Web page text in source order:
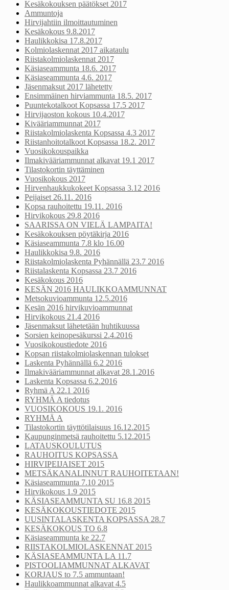
Kesäkokouksen päätökset 2017
Ammuntoja
Hirvijahtiin ilmoittautuminen
Kesäkokous 9.8.2017
Haulikkokisa 17.8.2017
Kolmiolaskennat 2017 aikataulu
Riistakolmiolaskennat 2017
Käsiaseammunta 18.6. 2017
Käsiaseammunta 4.6. 2017
Jäsenmaksut 2017 lähetetty
Ensimmäinen hirviammunta 18.5. 2017
Puuntekotalkoot Kopsassa 17.5 2017
Hirvijaoston kokous 10.4.2017
Kivääriammunnat 2017
Riistakolmiolaskenta Kopsassa 4.3 2017
Riistanhoitotalkoot Kopsassa 18.2. 2017
Vuosikokouspaikka
Ilmakivääriammunnat alkavat 19.1 2017
Tilastokortin täyttäminen
Vuosikokous 2017
Hirvenhaukkukokeet Kopsassa 3.12 2016
Peijaiset 26.11. 2016
Kopsa rauhoitettu 19.11. 2016
Hirvikokous 29.8 2016
SAARISSA ON VIELÄ LAMPAITA!
Kesäkokouksen pöytäkirja 2016
Käsiaseammunta 7.8 klo 16.00
Haulikkokisa 9.8. 2016
Riistakolmiolaskenta Pyhännällä 23.7 2016
Riistalaskenta Kopsassa 23.7 2016
Kesäkokous 2016
KESÄN 2016 HAULIKKOAMMUNNAT
Metsokuvioammunta 12.5.2016
Kesän 2016 hirvikuvioammunnat
Hirvikokous 21.4 2016
Jäsenmaksut lähetetään huhtikuussa
Sorsien keinopesäkurssi 2.4.2016
Vuosikokoustiedote 2016
Kopsan riistakolmiolaskennan tulokset
Laskenta Pyhännällä 6.2 2016
Ilmakivääriammunnat alkavat 28.1.2016
Laskenta Kopsassa 6.2.2016
Ryhmä A 22.1 2016
RYHMÄ A tiedotus
VUOSIKOKOUS 19.1. 2016
RYHMÄ A
Tilastokortin täyttötilaisuus 16.12.2015
Kaupunginmetsä rauhoitettu 5.12.2015
LATAUSKOULUTUS
RAUHOITUS KOPSASSA
HIRVIPEIJAISET 2015
METSÄKANALINNUT RAUHOITETAAN!
Käsiaseammunta 7.10 2015
Hirvikokous 1.9 2015
KÄSIASEAMMUNTA SU 16.8 2015
KESÄKOKOUSTIEDOTE 2015
UUSINTALASKENTA KOPSASSA 28.7
KESÄKOKOUS TO 6.8
Käsiaseammunta ke 22.7
RIISTAKOLMIOLASKENNAT 2015
KÄSIASEAMMUNTA LA 11.7
PISTOOLIAMMUNNAT ALKAVAT
KORJAUS to 7.5 ammuntaan!
Haulikkoammunnat alkavat 4.5